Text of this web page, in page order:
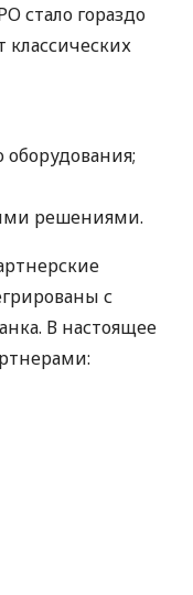
стало гораздо
оборудования;
решениями.
с
В настоящее